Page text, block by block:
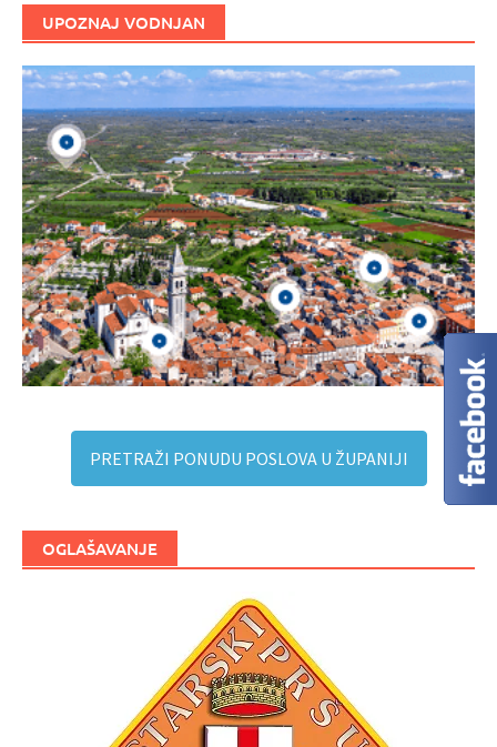
UPOZNAJ VODNJAN
PRETRAŽI PONUDU POSLOVA U ŽUPANIJI
OGLAŠAVANJE